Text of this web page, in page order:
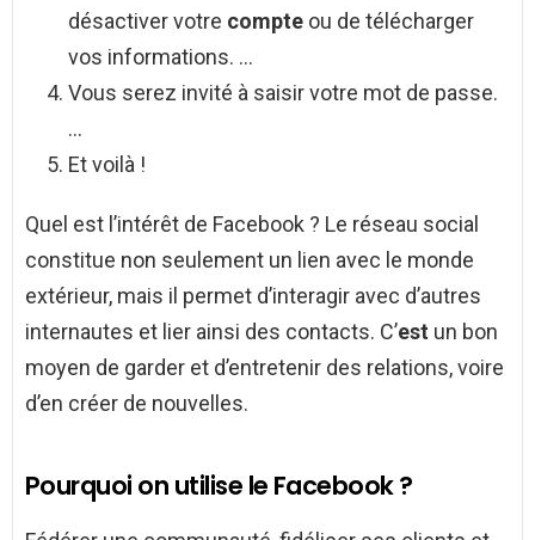
désactiver votre compte ou de télécharger
vos informations. …
Vous serez invité à saisir votre mot de passe.
…
Et voilà !
Quel est l’intérêt de Facebook ? Le réseau social
constitue non seulement un lien avec le monde
extérieur, mais il permet d’interagir avec d’autres
internautes et lier ainsi des contacts. C’est un bon
moyen de garder et d’entretenir des relations, voire
d’en créer de nouvelles.
Pourquoi on utilise le Facebook ?